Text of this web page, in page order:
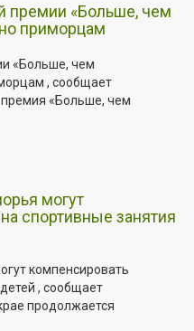
премии «Больше, чем
приморцам
«Больше, чем
, сообщает
«Больше, чем
могут
спортивные занятия
компенсировать
, сообщает
продолжается